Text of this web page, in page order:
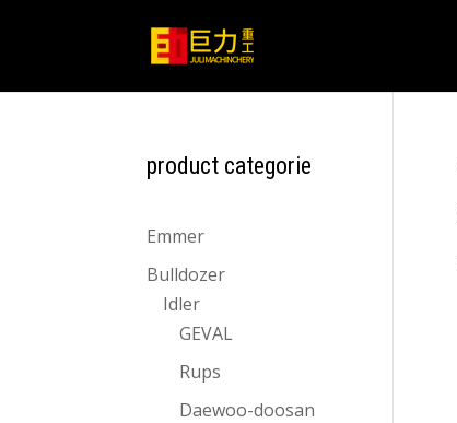
product categorie
Emmer
Bulldozer
Idler
GEVAL
Rups
Daewoo-doosan